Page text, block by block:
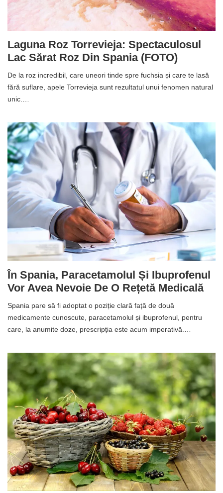
Laguna Roz Torrevieja: Spectaculosul
Lac Sărat Roz Din Spania (FOTO)
De la roz incredibil, care uneori tinde spre fuchsia și care te lasă
fără suflare, apele Torrevieja sunt rezultatul unui fenomen natural
unic.…
În Spania, Paracetamolul Și Ibuprofenul
Vor Avea Nevoie De O Rețetă Medicală
Spania pare să fi adoptat o poziție clară față de două
medicamente cunoscute, paracetamolul și ibuprofenul, pentru
care, la anumite doze, prescripția este acum imperativă.…